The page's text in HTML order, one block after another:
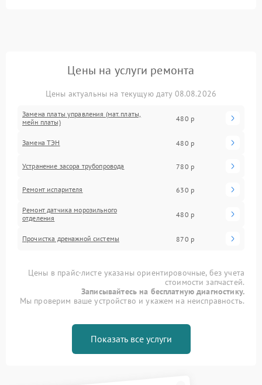
Цены на услуги ремонта
Цены актуальны на текущую дату 08.08.2026
Замена платы управления (мат.платы,
мейн платы)
480 р
Замена ТЭН 480 р
Устранение засора трубопровода 780 р
Ремонт испарителя 630 р
Ремонт датчика морозильного
отделения
480 р
Прочистка дренажной системы 870 р
Цены в прайс-листе указаны ориентировочные, без учета
стоимости запчастей.
Записывайтесь на бесплатную диагностику.
Мы проверим ваше устройство и укажем на неисправность.
Показать все услуги